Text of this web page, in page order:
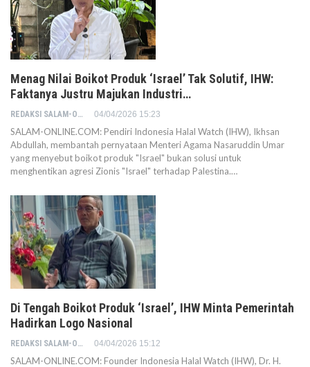
Menag Nilai Boikot Produk ‘Israel’ Tak Solutif, IHW:
Faktanya Justru Majukan Industri…
REDAKSI SALAM-ONLINE 04/04/2026 15:23
SALAM-ONLINE.COM: Pendiri Indonesia Halal Watch (IHW), Ikhsan
Abdullah, membantah pernyataan Menteri Agama Nasaruddin Umar
yang menyebut boikot produk "Israel" bukan solusi untuk
menghentikan agresi Zionis "Israel" terhadap Palestina.…
Di Tengah Boikot Produk ‘Israel’, IHW Minta Pemerintah
Hadirkan Logo Nasional
REDAKSI SALAM-ONLINE 04/04/2026 15:12
SALAM-ONLINE.COM: Founder Indonesia Halal Watch (IHW), Dr. H.